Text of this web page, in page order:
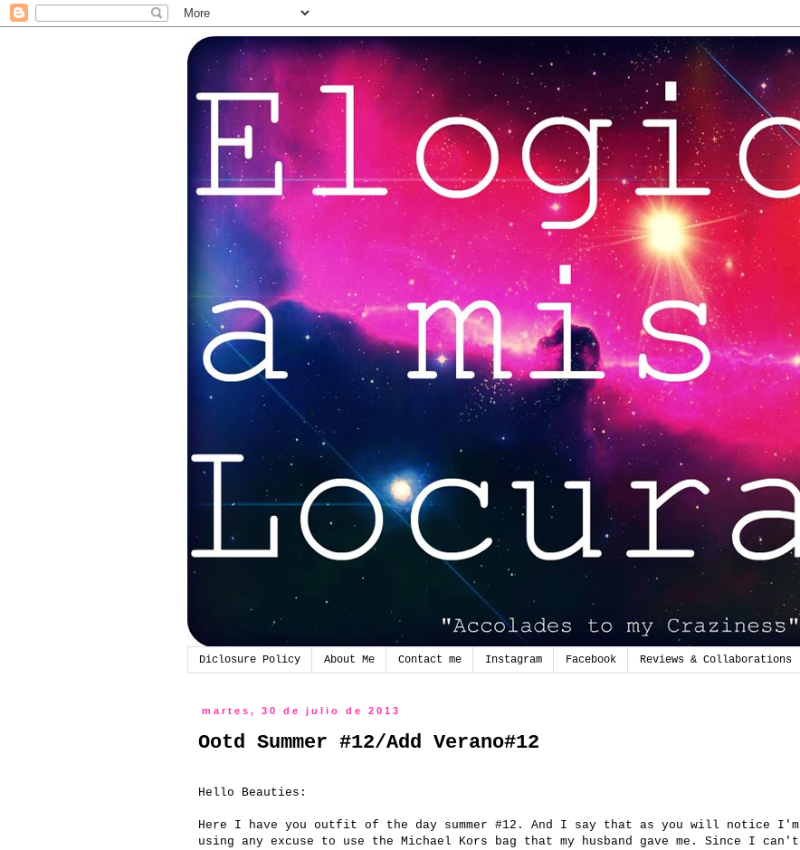
Diclosure Policy About Me Contact me Instagram Facebook Reviews & Collaborations
martes, 30 de julio de 2013
Ootd Summer #12/Add Verano#12
Hello Beauties:
Here I have you outfit of the day summer #12. And I say that as you will notice I'm
using any excuse to use the Michael Kors bag that my husband gave me. Since I can't